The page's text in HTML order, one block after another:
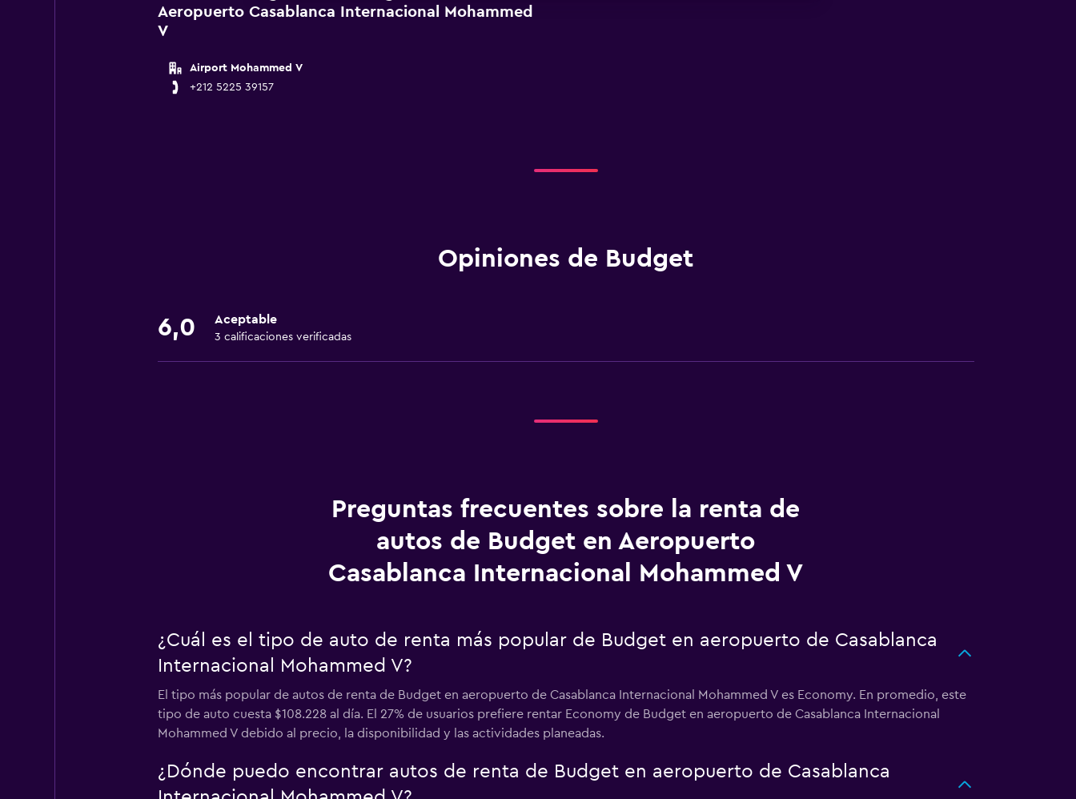
Aeropuerto Casablanca Internacional Mohammed
V
Airport Mohammed V
+212 5225 39157
Opiniones de Budget
6,0 Aceptable
3 calificaciones verificadas
Preguntas frecuentes sobre la renta de
autos de Budget en Aeropuerto
Casablanca Internacional Mohammed V
¿Cuál es el tipo de auto de renta más popular de Budget en aeropuerto de Casablanca
Internacional Mohammed V?
El tipo más popular de autos de renta de Budget en aeropuerto de Casablanca Internacional Mohammed V es Economy. En promedio, este
tipo de auto cuesta $108.228 al día. El 27% de usuarios prefiere rentar Economy de Budget en aeropuerto de Casablanca Internacional
Mohammed V debido al precio, la disponibilidad y las actividades planeadas.
¿Dónde puedo encontrar autos de renta de Budget en aeropuerto de Casablanca